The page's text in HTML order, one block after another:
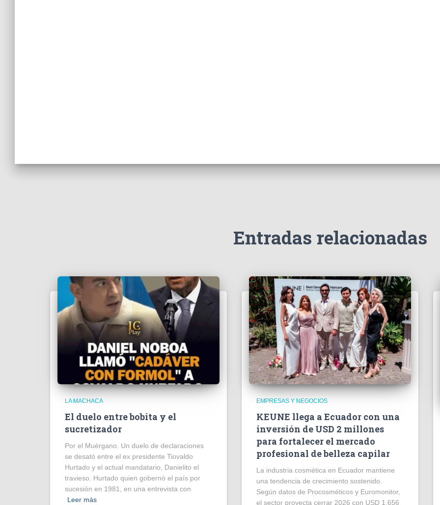
Entradas relacionadas
LA MACHACA
El duelo entre bobita y el
sucretizador
Por el Muérgano. Un duelo de declaraciones
se desató entre el ex presidente Tiovaldo
Hurtado y el actual mandatario, Danielito el
travieso. Hurtado quien gobernó el país por
sucesión en 1981, en una entrevista con
Leer más
EMPRESAS Y NEGOCIOS
KEUNE llega a Ecuador con una
inversión de USD 2 millones
para fortalecer el mercado
profesional de belleza capilar
La industria cosmética en Ecuador mantiene
una tendencia de crecimiento sostenido.
Según datos de Procosméticos y Euromonitor,
el sector proyecta cerrar 2026 con USD 1.656